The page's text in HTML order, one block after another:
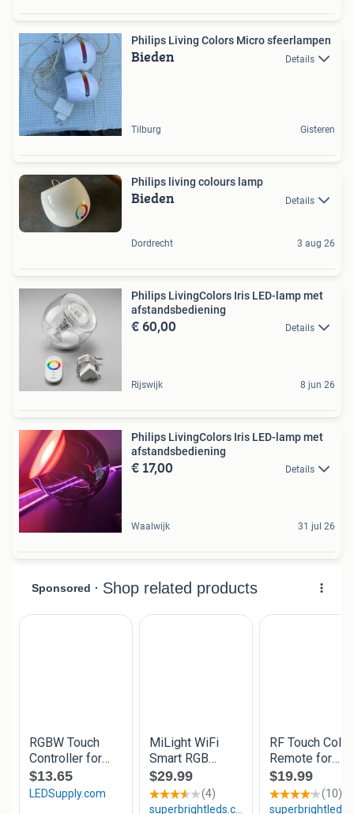
Philips Living Colors Micro sfeerlampen
Bieden Details
Tilburg Gisteren
Philips living colours lamp
Bieden Details
Dordrecht 3 aug 26
Philips LivingColors Iris LED-lamp met
afstandsbediening
€ 60,00 Details
Rijswijk 8 jun 26
Philips LivingColors Iris LED-lamp met
afstandsbediening
€ 17,00 Details
Waalwijk 31 jul 26